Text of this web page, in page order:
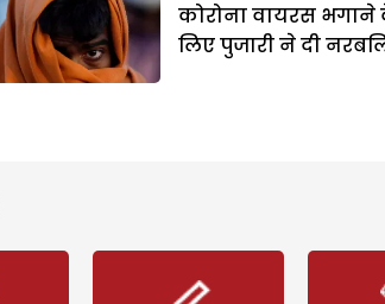
कोरोना वायरस
लिए पुजारी ने दी